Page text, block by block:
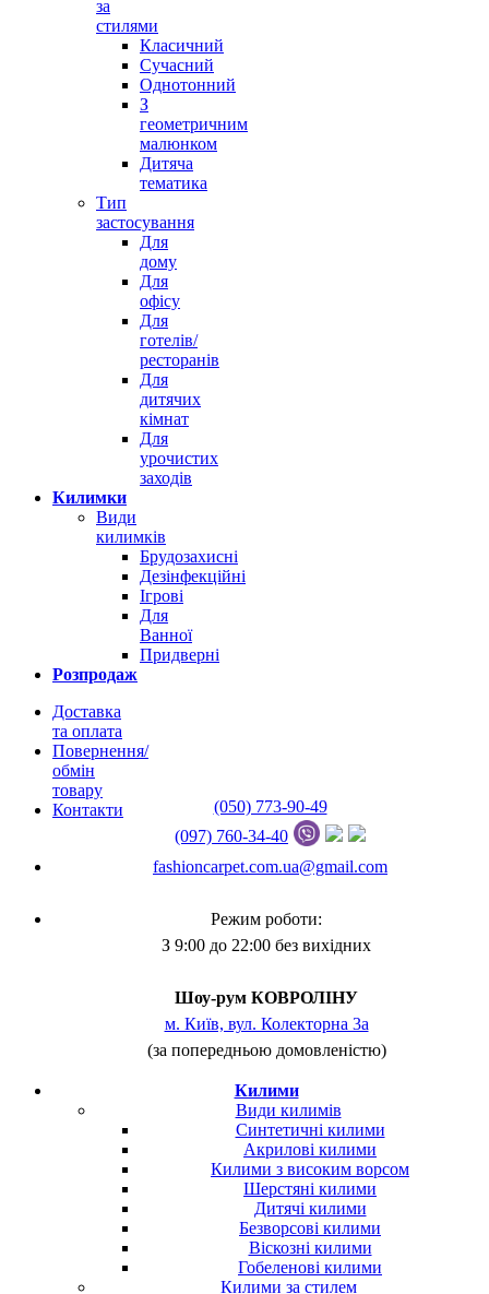
за
стилями
Класичний
Сучасний
Однотонний
З
геометричним
малюнком
Дитяча
тематика
Тип
застосування
Для
дому
Для
офісу
Для
готелів/
ресторанів
Для
дитячих
кімнат
Для
урочистих
заходів
Килимки
Види
килимків
Брудозахисні
Дезінфекційні
Ігрові
Для
Ванної
Придверні
Розпродаж
Доставка
та оплата
Повернення/
обмін
товару
Контакти
(050) 773-90-49
(097) 760-34-40
fashioncarpet.com.ua@gmail.com
Режим роботи:
З 9:00 до 22:00 без вихідних
Шоу-рум КОВРОЛІНУ
м. Київ, вул. Колекторна 3а
(за попередньою домовленістю)
Килими
Види килимів
Синтетичні килими
Акрилові килими
Килими з високим ворсом
Шерстяні килими
Дитячі килими
Безворсові килими
Віскозні килими
Гобеленові килими
Килими за стилем